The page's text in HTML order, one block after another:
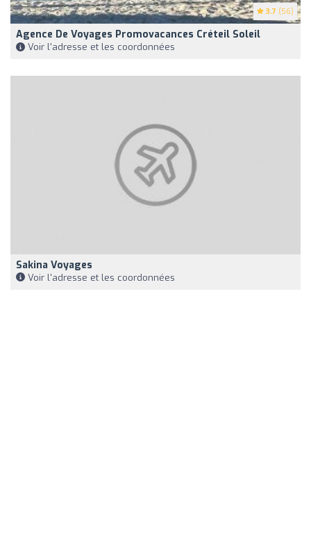
3.7 (56)
Agence De Voyages Promovacances Créteil Soleil
Voir l'adresse et les coordonnées
Sakina Voyages
Voir l'adresse et les coordonnées